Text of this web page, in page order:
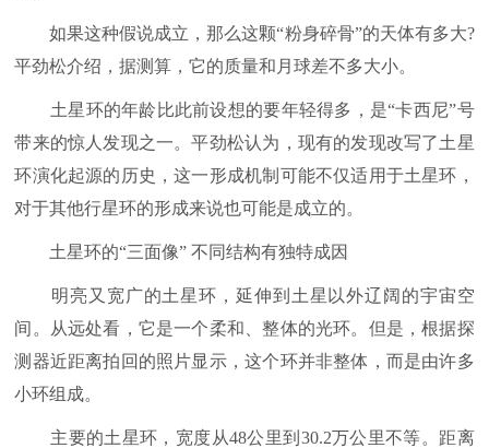
如果这种假说成立，那么这颗“粉身碎骨”的天体有多大?
平劲松介绍，据测算，它的质量和月球差不多大小。
土星环的年龄比此前设想的要年轻得多，是“卡西尼”号
带来的惊人发现之一。平劲松认为，现有的发现改写了土星
环演化起源的历史，这一形成机制可能不仅适用于土星环，
对于其他行星环的形成来说也可能是成立的。
土星环的“三面像” 不同结构有独特成因
明亮又宽广的土星环，延伸到土星以外辽阔的宇宙空
间。从远处看，它是一个柔和、整体的光环。但是，根据探
测器近距离拍回的照片显示，这个环并非整体，而是由许多
小环组成。
主要的土星环，宽度从48公里到30.2万公里不等。距离